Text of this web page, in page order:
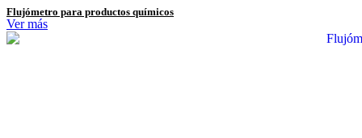
Flujómetro para productos químicos
Ver más